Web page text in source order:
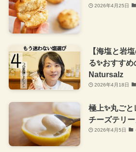
2026年4月25日
【海塩と岩
る✨おすす
Natursalz
2026年4月18日
極上✨丸ご
チーズテリー
2026年4月5日